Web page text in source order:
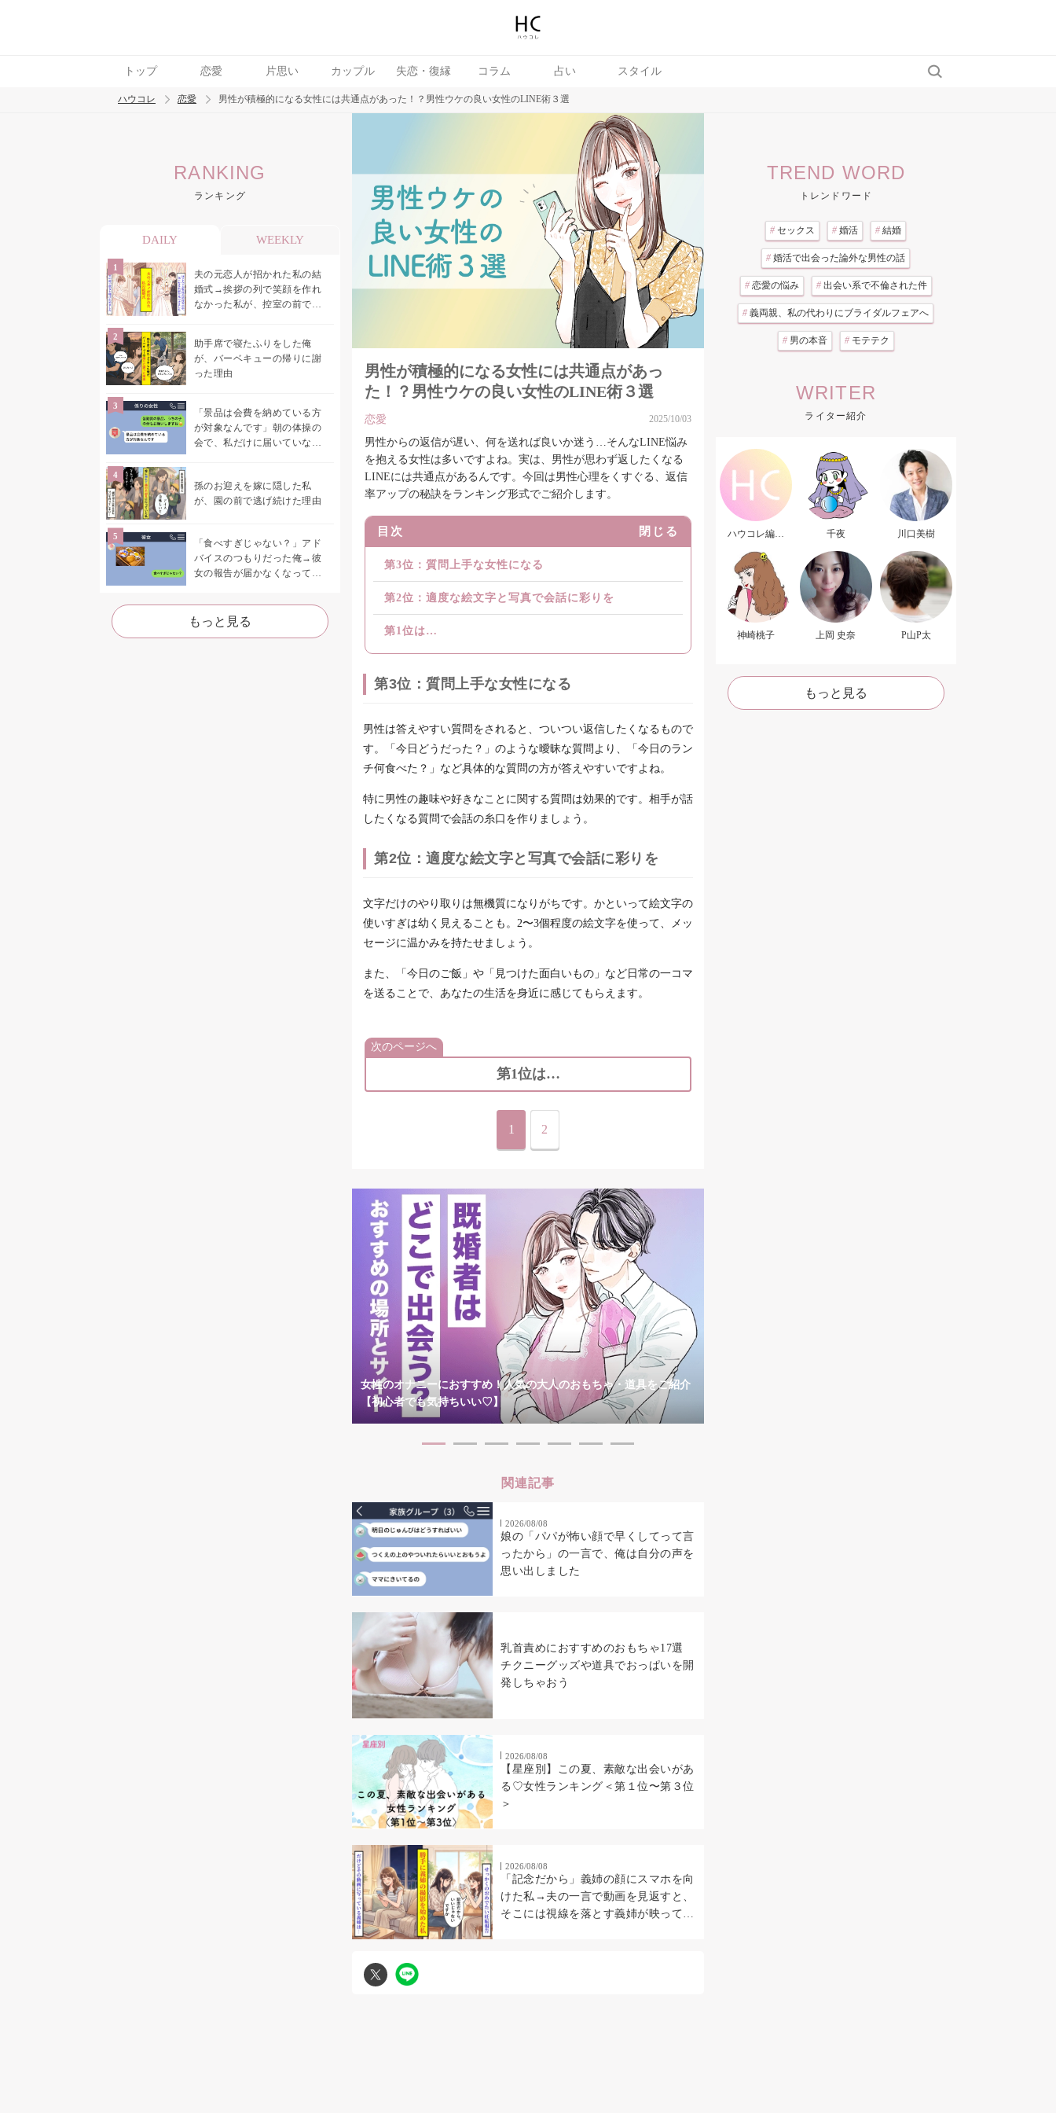
トップ 恋愛 片思い カップル 失恋・復縁 コラム 占い スタイル
トレンド ワード
ハウコレ 恋愛 男性が積極的になる女性には共通点があった！？男性ウケの良い女性のLINE術３選
RANKING
ランキング
DAILY WEEKLY
夫の元恋人が招かれた私の結
婚式→挨拶の列で笑顔を作れ
なかった私が、控室の前で彼
助手席で寝たふりをした俺
が、バーベキューの帰りに謝
った理由
「景品は会費を納めている方
が対象なんです」朝の体操の
会で、私だけに届いていなか
孫のお迎えを嫁に隠した私
が、園の前で逃げ続けた理由
「食べすぎじゃない？」アド
バイスのつもりだった俺→彼
女の報告が届かなくなって、
た
もっと見る
男性が積極的になる女性には共通点があっ
た！？男性ウケの良い女性のLINE術３選
恋愛 2025/10/03
男性からの返信が遅い、何を送れば良いか迷う…そんなLINE悩み
を抱える女性は多いですよね。実は、男性が思わず返したくなる
LINEには共通点があるんです。今回は男性心理をくすぐる、返信
率アップの秘訣をランキング形式でご紹介します。
目次 閉じる
第3位：質問上手な女性になる
第2位：適度な絵文字と写真で会話に彩りを
第1位は…
第3位：質問上手な女性になる
男性は答えやすい質問をされると、ついつい返信したくなるもので
す。「今日どうだった？」のような曖昧な質問より、「今日のラン
チ何食べた？」など具体的な質問の方が答えやすいですよね。
特に男性の趣味や好きなことに関する質問は効果的です。相手が話
したくなる質問で会話の糸口を作りましょう。
第2位：適度な絵文字と写真で会話に彩りを
文字だけのやり取りは無機質になりがちです。かといって絵文字の
使いすぎは幼く見えることも。2〜3個程度の絵文字を使って、メッ
セージに温かみを持たせましょう。
また、「今日のご飯」や「見つけた面白いもの」など日常の一コマ
を送ることで、あなたの生活を身近に感じてもらえます。
次のページへ
第1位は…
1 2
女性のオナニーにおすすめ！人気の大人のおもちゃ・道具をご紹介
【初心者でも気持ちいい♡】
関連記事
2026/08/08
娘の「パパが怖い顔で早くしてって言
ったから」の一言で、俺は自分の声を
思い出しました
乳首責めにおすすめのおもちゃ17選
チクニーグッズや道具でおっぱいを開
発しちゃおう
2026/08/08
【星座別】この夏、素敵な出会いがあ
る♡女性ランキング＜第１位〜第３位
＞
2026/08/08
「記念だから」義姉の顔にスマホを向
けた私→夫の一言で動画を見返すと、
そこには視線を落とす義姉が映ってい
TREND WORD
トレンドワード
# セックス # 婚活 # 結婚
# 婚活で出会った論外な男性の話
# 恋愛の悩み # 出会い系で不倫された件
# 義両親、私の代わりにブライダルフェアへ
# 男の本音 # モテテク
WRITER
ライター紹介
ハウコレ編集
千夜 川口美樹
神崎桃子 上岡 史奈 P山P太
もっと見る